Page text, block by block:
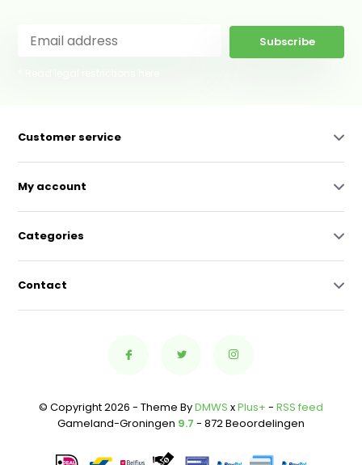
Subscribe
Customer service
My account
Categories
Contact
© Copyright 2026 - Theme ByDMWS xPlus+ - RSS feed
Gameland-Groningen 9.7 - 872 Beoordelingen